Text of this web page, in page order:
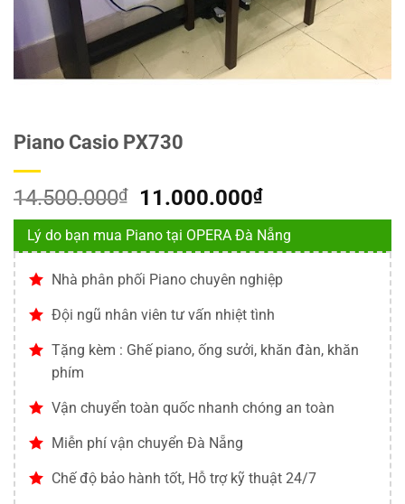
Piano Casio PX730
14.500.000₫
Giá
gốc
là:
11.000.000₫Giá
hiện
tại
11.000.000₫.
Lý do bạn mua Piano tại OPERA Đà Nẵng
Nhà phân phối Piano chuyên nghiệp
Đội ngũ nhân viên tư vấn nhiệt tình
Tặng kèm : Ghế piano, ống sưởi, khăn đàn, khăn
phím
Vận chuyển toàn quốc nhanh chóng an toàn
Miễn phí vận chuyển Đà Nẵng
Chế độ bảo hành tốt, Hỗ trợ kỹ thuật 24/7